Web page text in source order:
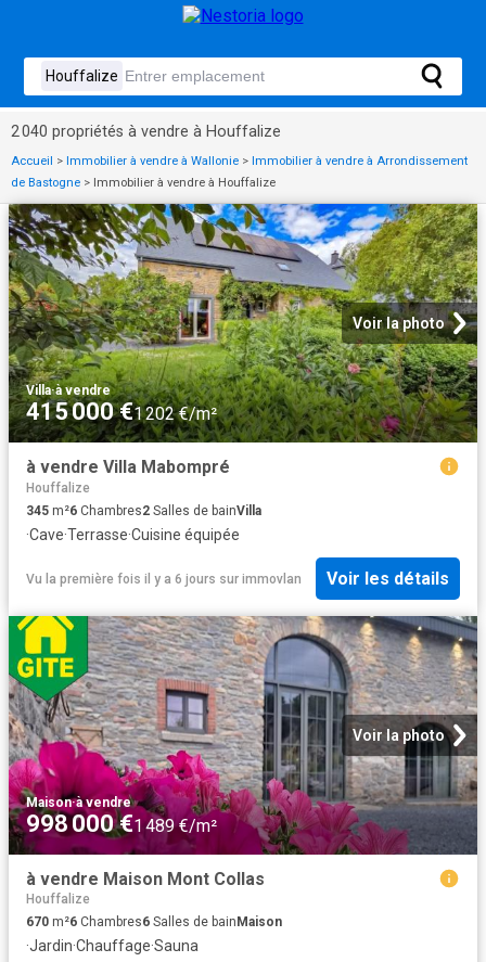
2 040 propriétés à vendre à Houffalize
Accueil > Immobilier à vendre à Wallonie > Immobilier à vendre à Arrondissement
de Bastogne > Immobilier à vendre à Houffalize
Voir la photo
Villa·à vendre
415 000 €1 202 €/m²
à vendre Villa Mabompré
Houffalize
345 m²6 Chambres2 Salles de bainVilla
·Cave·Terrasse·Cuisine équipée
Vu la première fois il y a 6 jours sur immovlan Voir les détails
Voir la photo
Maison·à vendre
998 000 €1 489 €/m²
à vendre Maison Mont Collas
Houffalize
670 m²6 Chambres6 Salles de bain Maison
·Jardin·Chauffage·Sauna